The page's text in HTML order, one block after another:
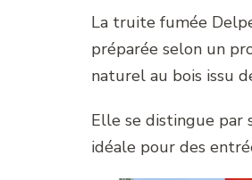
La truite fumée
préparée selon un
naturel au bois issu
Elle se distingue par
idéale pour des